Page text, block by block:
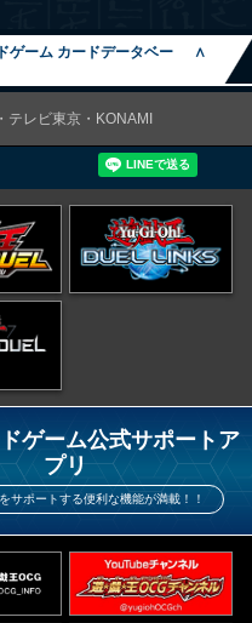
ゲーム カードデータベー
∧
レビ東京・KONAMI
ゲーム公式サポートア
プリ
サポートする便利な機能が満載！！